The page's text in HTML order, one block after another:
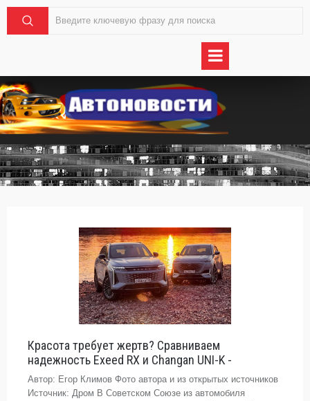
Красота требует жертв? Сравниваем
надежность Exeed RX и Changan UNI-K -
Автор: Егор Климов Фото автора и из открытых источников
Источник: Дром В Советском Союзе из автомобиля